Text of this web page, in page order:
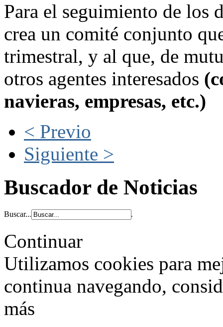
Para el seguimiento de los
crea un comité conjunto
trimestral, y al que, de
otros agentes interesados
navieras, empresas, etc.)
< Previo
Siguiente >
Buscador de Noticias
Buscar...
Continuar
Utilizamos cookies para
continua navegando,
más